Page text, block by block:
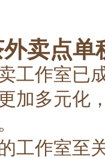
卖点单
工作室已
加多元化
工作室至